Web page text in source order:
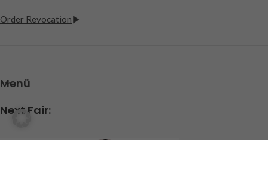
Order Revocation
Menü
Next Fair: